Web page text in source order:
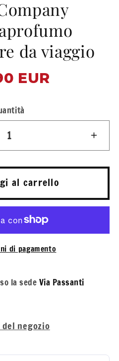
da viaggio
EUR
Quantità
per
-
al carrello
di pagamento
la sede Via Passanti
negozio